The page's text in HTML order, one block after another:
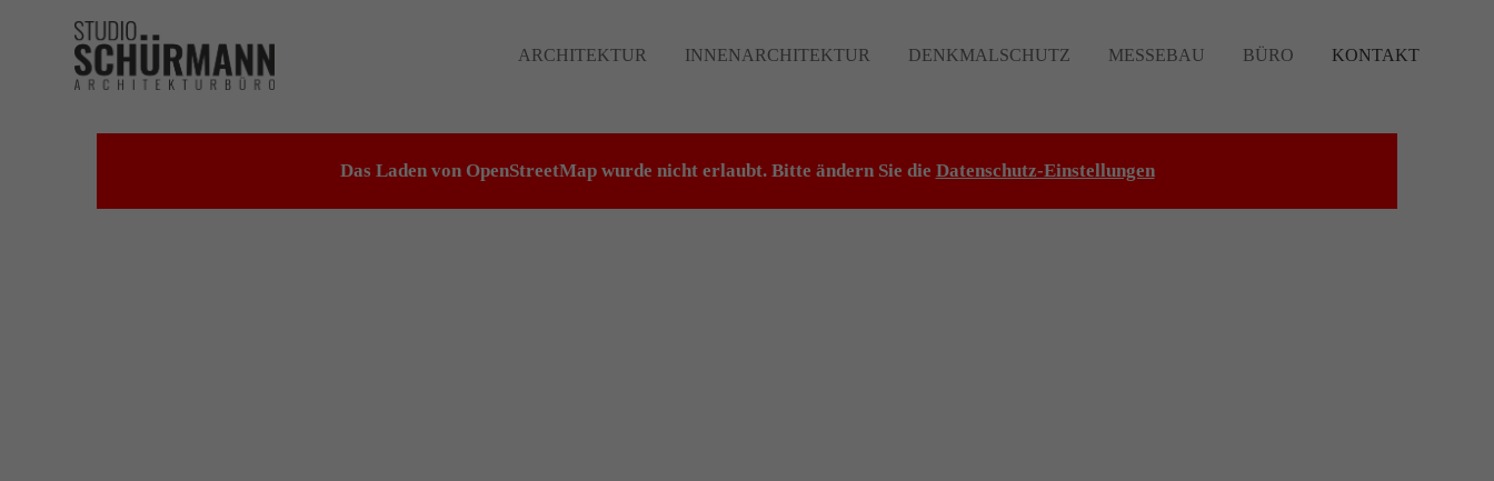
ARCHITEKTUR INNENARCHITEKTUR DENKMALSCHUTZ MESSEBAU BÜRO KONTAKT
Das Laden von OpenStreetMap wurde nicht erlaubt. Bitte ändern Sie die Datenschutz-Einstellungen